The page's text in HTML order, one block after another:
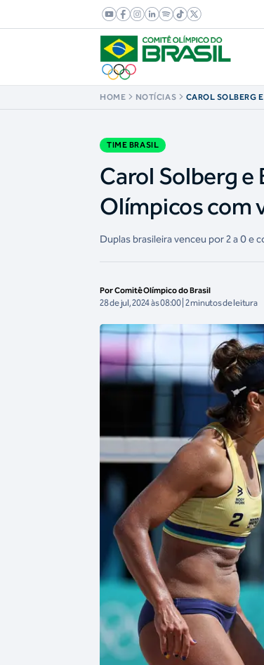
HOME NOTÍCIAS
CAROL SOLBERG
TIME BRASIL
Carol Solberg e
Olímpicos com
Duplas brasileira venceu por 2 a 0 e
Por Comitê Olímpico do Brasil
28 de jul, 2024 às 08:00 | 2 minutos de leitura